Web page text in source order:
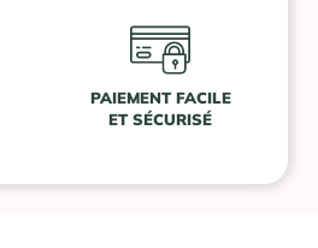
PAIEMENT FACILE
ET SÉCURISÉ